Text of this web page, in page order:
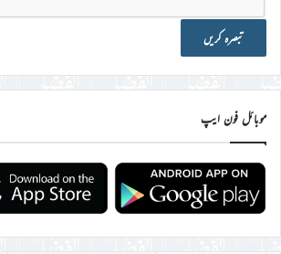
موبائل فون ایپ